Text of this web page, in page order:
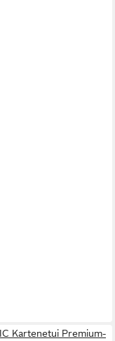
Kartenetui Premium-